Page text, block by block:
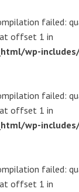
failed:
offset 1 in
wp-
failed:
offset 1 in
wp-
failed:
offset 1 in